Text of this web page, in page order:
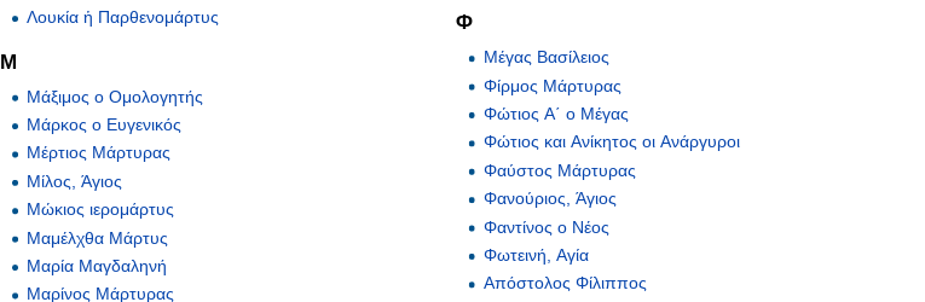
Λουκία ἡ Παρθενομάρτυς
Μ
Μάξιμος ο Ομολογητής
Μάρκος ο Ευγενικός
Μέρτιος Μάρτυρας
Μίλος, Άγιος
Μώκιος ιερομάρτυς
Μαμέλχθα Μάρτυς
Μαρία Μαγδαληνή
Μαρίνος Μάρτυρας
Φ
Μέγας Βασίλειος
Φίρμος Μάρτυρας
Φώτιος Α΄ ο Μέγας
Φώτιος και Ανίκητος οι Ανάργυροι
Φαύστος Μάρτυρας
Φανούριος, Άγιος
Φαντίνος ο Νέος
Φωτεινή, Αγία
Απόστολος Φίλιππος